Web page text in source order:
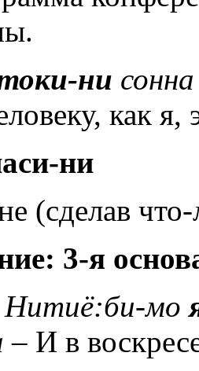
ни
как я,
ни
(сделав
3-я
Нитиё:би-мо
– И в